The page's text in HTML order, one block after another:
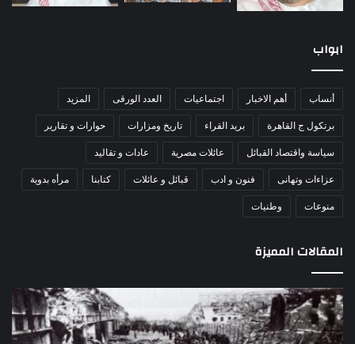
ابواب
أنساب أهم الاخبار اجتماعيات العدد الورقى المزيد
برتكول ج القاهرة بريد القراء تاريخ ومزارات حوارات و تقارير
سياسة واقتصاد القبائل عائلات مصرية عادات و تقاليد
عزاءات وتهانى فنون و ادب قبائل و عائلات كتابنا مرأه بدوية
منوعات وطنيات
المقالات المميزة
اللواء
دكتور
راضي